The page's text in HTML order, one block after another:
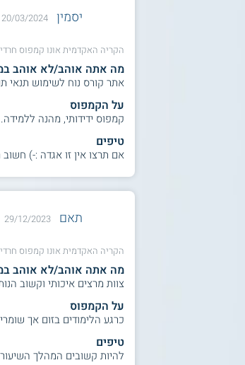
יסמין 20/03/2024
הקריה האקדמית אונו קמפוס
מה אתה אוהב/לא אוהב
אתר קורס נוח לשימוש תנאי
על הקמפוס
קמפוס ידידותי, מהנה
טיפים
אם תרצו אין זו אגדה :-)
תאם 29/12/2023
הקריה האקדמית אונו קמפוס
מה אתה אוהב/לא אוהב
צוות מרצים איכותי וקשוב
על הקמפוס
כרגע הלימודים בזום אך
טיפים
להיות קשובים המהלך